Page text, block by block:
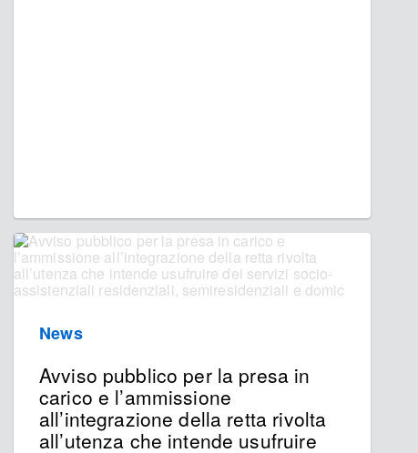
News
Avviso pubblico per la presa in
carico e l’ammissione
all’integrazione della retta rivolta
all’utenza che intende usufruire